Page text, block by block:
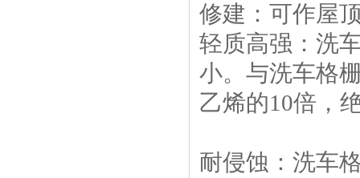
修建：可作屋
轻质高强：洗
小。与洗车格
乙烯的10倍，
耐侵蚀：洗车